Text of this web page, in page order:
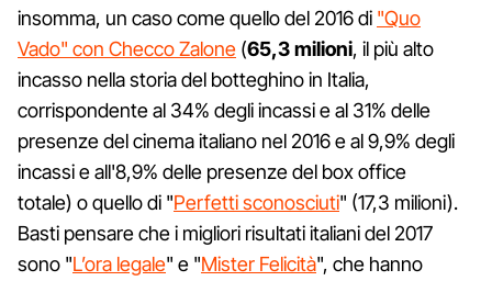
insomma, un caso come quello del 2016 di "Quo
Vado" con Checco Zalone (65,3 milioni, il più alto
incasso nella storia del botteghino in Italia,
corrispondente al 34% degli incassi e al 31% delle
presenze del cinema italiano nel 2016 e al 9,9% degli
incassi e all'8,9% delle presenze del box office
totale) o quello di "Perfetti sconosciuti" (17,3 milioni).
Basti pensare che i migliori risultati italiani del 2017
sono "L’ora legale" e "Mister Felicità", che hanno